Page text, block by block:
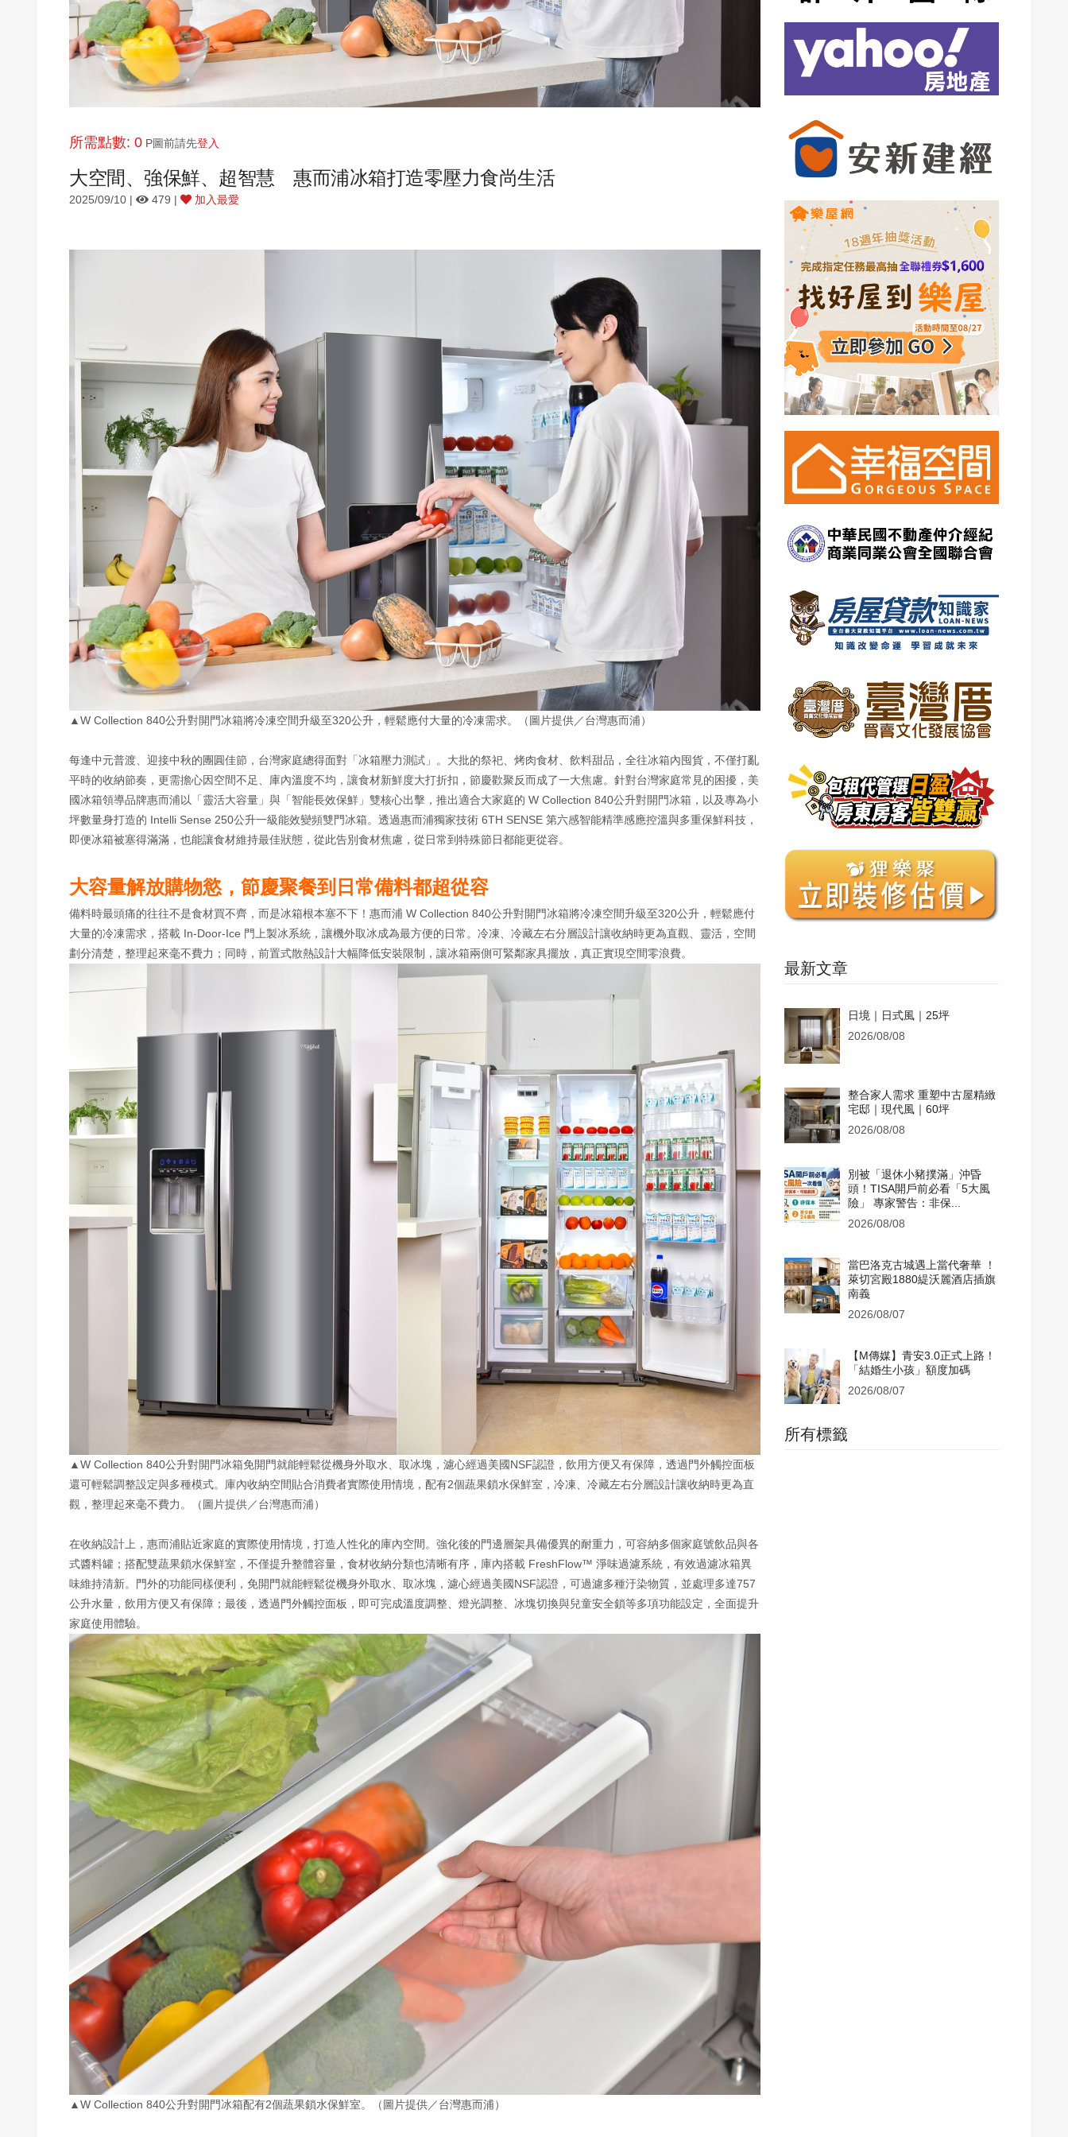
最新文章
日境｜日式風｜25坪
2026/08/08
整合家人需求 重塑中古屋精緻
宅邸｜現代風｜60坪
2026/08/08
別被「退休小豬撲滿」沖昏
頭！TISA開戶前必看「5大風
險」 專家警告：非保...
2026/08/08
當巴洛克古城遇上當代奢華 ！
萊切宮殿1880緹沃麗酒店插旗
南義
2026/08/07
【M傳媒】青安3.0正式上路！
「結婚生小孩」額度加碼
2026/08/07
所有標籤
所需點數: 0 P圖前請先登入
大空間、強保鮮、超智慧 惠而浦冰箱打造零壓力食尚生活
2025/09/10 | 479 | 加入最愛
▲W Collection 840公升對開門冰箱將冷凍空間升級至320公升，輕鬆應付大量的冷凍需求。（圖片提供／台灣惠而浦）
每逢中元普渡、迎接中秋的團圓佳節，台灣家庭總得面對「冰箱壓力測試」。大批的祭祀、烤肉食材、飲料甜品，全往冰箱內囤貨，不僅打亂
平時的收納節奏，更需擔心因空間不足、庫內溫度不均，讓食材新鮮度大打折扣，節慶歡聚反而成了一大焦慮。針對台灣家庭常見的困擾，美
國冰箱領導品牌惠而浦以「靈活大容量」與「智能長效保鮮」雙核心出擊，推出適合大家庭的 W Collection 840公升對開門冰箱，以及專為小
坪數量身打造的 Intelli Sense 250公升一級能效變頻雙門冰箱。透過惠而浦獨家技術 6TH SENSE 第六感智能精準感應控溫與多重保鮮科技，
即便冰箱被塞得滿滿，也能讓食材維持最佳狀態，從此告別食材焦慮，從日常到特殊節日都能更從容。
大容量解放購物慾，節慶聚餐到日常備料都超從容
備料時最頭痛的往往不是食材買不齊，而是冰箱根本塞不下！惠而浦 W Collection 840公升對開門冰箱將冷凍空間升級至320公升，輕鬆應付
大量的冷凍需求，搭載 In-Door-Ice 門上製冰系統，讓機外取冰成為最方便的日常。冷凍、冷藏左右分層設計讓收納時更為直觀、靈活，空間
劃分清楚，整理起來毫不費力；同時，前置式散熱設計大幅降低安裝限制，讓冰箱兩側可緊鄰家具擺放，真正實現空間零浪費。
▲W Collection 840公升對開門冰箱免開門就能輕鬆從機身外取水、取冰塊，濾心經過美國NSF認證，飲用方便又有保障，透過門外觸控面板
還可輕鬆調整設定與多種模式。庫內收納空間貼合消費者實際使用情境，配有2個蔬果鎖水保鮮室，冷凍、冷藏左右分層設計讓收納時更為直
觀，整理起來毫不費力。（圖片提供／台灣惠而浦）
在收納設計上，惠而浦貼近家庭的實際使用情境，打造人性化的庫內空間。強化後的門邊層架具備優異的耐重力，可容納多個家庭號飲品與各
式醬料罐；搭配雙蔬果鎖水保鮮室，不僅提升整體容量，食材收納分類也清晰有序，庫內搭載 FreshFlow™ 淨味過濾系統，有效過濾冰箱異
味維持清新。門外的功能同樣便利，免開門就能輕鬆從機身外取水、取冰塊，濾心經過美國NSF認證，可過濾多種汙染物質，並處理多達757
公升水量，飲用方便又有保障；最後，透過門外觸控面板，即可完成溫度調整、燈光調整、冰塊切換與兒童安全鎖等多項功能設定，全面提升
家庭使用體驗。
▲W Collection 840公升對開門冰箱配有2個蔬果鎖水保鮮室。（圖片提供／台灣惠而浦）